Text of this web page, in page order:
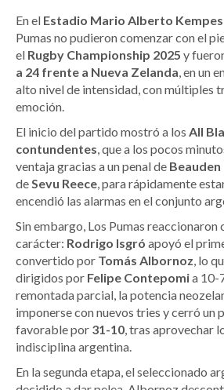
En el Estadio Mario Alberto
Pumas no pudieron comenzar con el
el Rugby Championship 2025 y
a 24 frente a Nueva Zelanda , en un
alto nivel de intensidad, con múltiples
emoción.
El inicio del partido mostró a los All
contundentes , que a los pocos
ventaja gracias a un penal de
de Sevu Reece , para rápidamente
encendió las alarmas en el conjunto
Sin embargo, Los Pumas reaccionaron
carácter: Rodrigo Isgró apoyó el
convertido por Tomás Albornoz , lo
dirigidos por Felipe Contepomia 10-
remontada parcial, la potencia
imponerse con nuevos tries y cerró un
favorable por 31-10 , tras aprovechar
indisciplina argentina.
En la segunda etapa, el seleccionado